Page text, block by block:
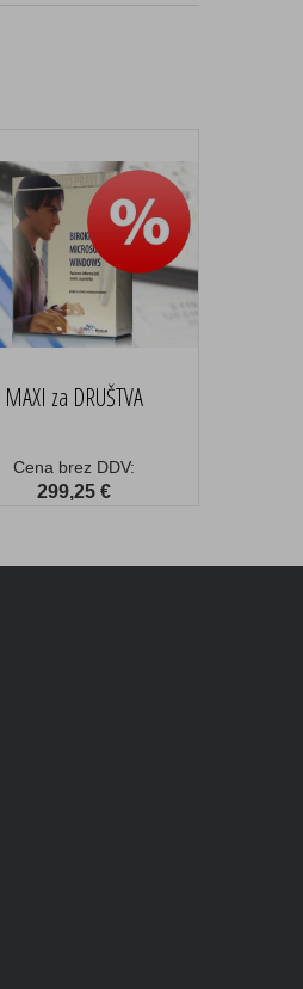
MAXI za DRUŠTVA
Cena brez DDV:
299,25 €